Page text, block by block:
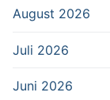
August 2026
Juli 2026
Juni 2026